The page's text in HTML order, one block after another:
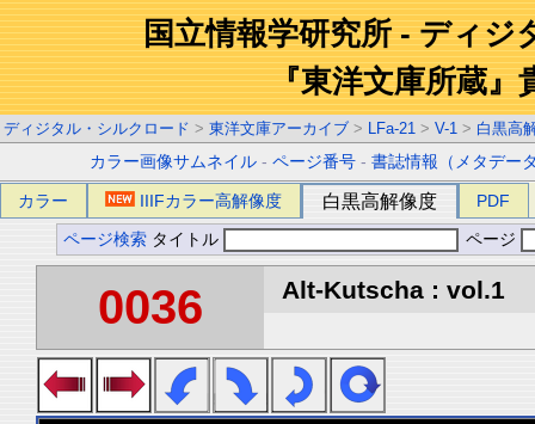
国立情報学研究所 - ディジ
『東洋文庫所蔵』
ディジタル・シルクロード > 東洋文庫アーカイブ > LFa-21 > V-1 > 白黒高
カラー画像サムネイル -ページ番号 -書誌情報（メタデー
カラー IIIFカラー高解像度 白黒高解像度 PDF
ページ検索 タイトル ページ
0036 Alt-Kutscha : vol.1